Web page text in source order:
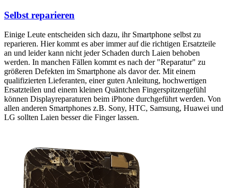
Selbst reparieren
Einige Leute entscheiden sich dazu, ihr Smartphone selbst zu
reparieren. Hier kommt es aber immer auf die richtigen Ersatzteile
an und leider kann nicht jeder Schaden durch Laien behoben
werden. In manchen Fällen kommt es nach der "Reparatur" zu
größeren Defekten im Smartphone als davor der. Mit einem
qualifizierten Lieferanten, einer guten Anleitung, hochwertigen
Ersatzteilen und einem kleinen Quäntchen Fingerspitzengefühl
können Displayreparaturen beim iPhone durchgeführt werden. Von
allen anderen Smartphones z.B. Sony, HTC, Samsung, Huawei und
LG sollten Laien besser die Finger lassen.